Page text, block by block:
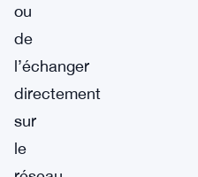
ou
de
l’échanger
directement
sur
le